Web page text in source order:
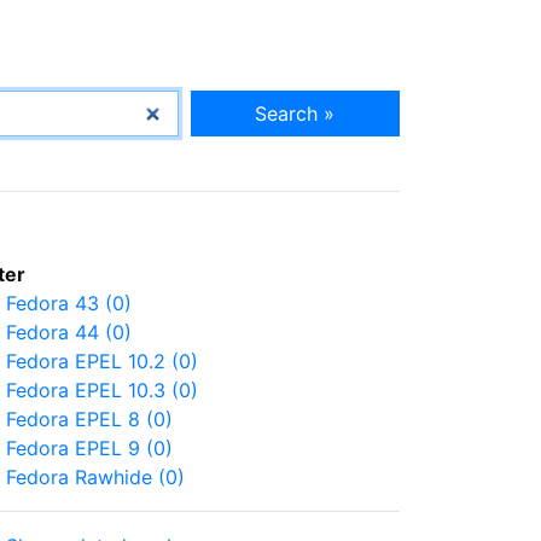
Search »
Fedora 43 (0)
Fedora 44 (0)
Fedora EPEL 10.2 (0)
Fedora EPEL 10.3 (0)
Fedora EPEL 8 (0)
Fedora EPEL 9 (0)
Fedora Rawhide (0)